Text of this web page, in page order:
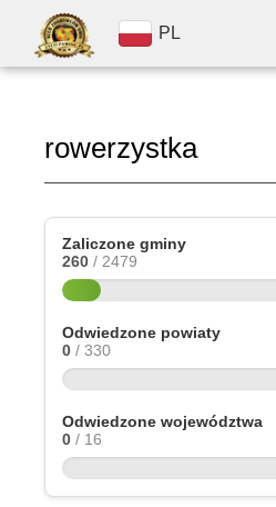
PL
rowerzystka
Zaliczone gminy
260 / 2479
Odwiedzone powiaty
0 / 330
Odwiedzone województwa
0 / 16